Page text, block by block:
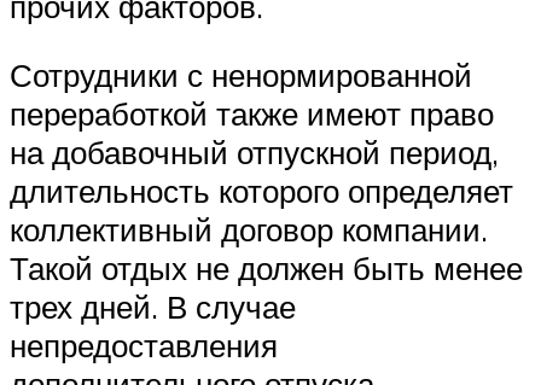
Сотрудники с ненормированной
переработкой также имеют право
на добавочный отпускной период,
длительность которого определяет
коллективный договор компании.
Такой отдых не должен быть менее
трех дней. В случае
непредоставления